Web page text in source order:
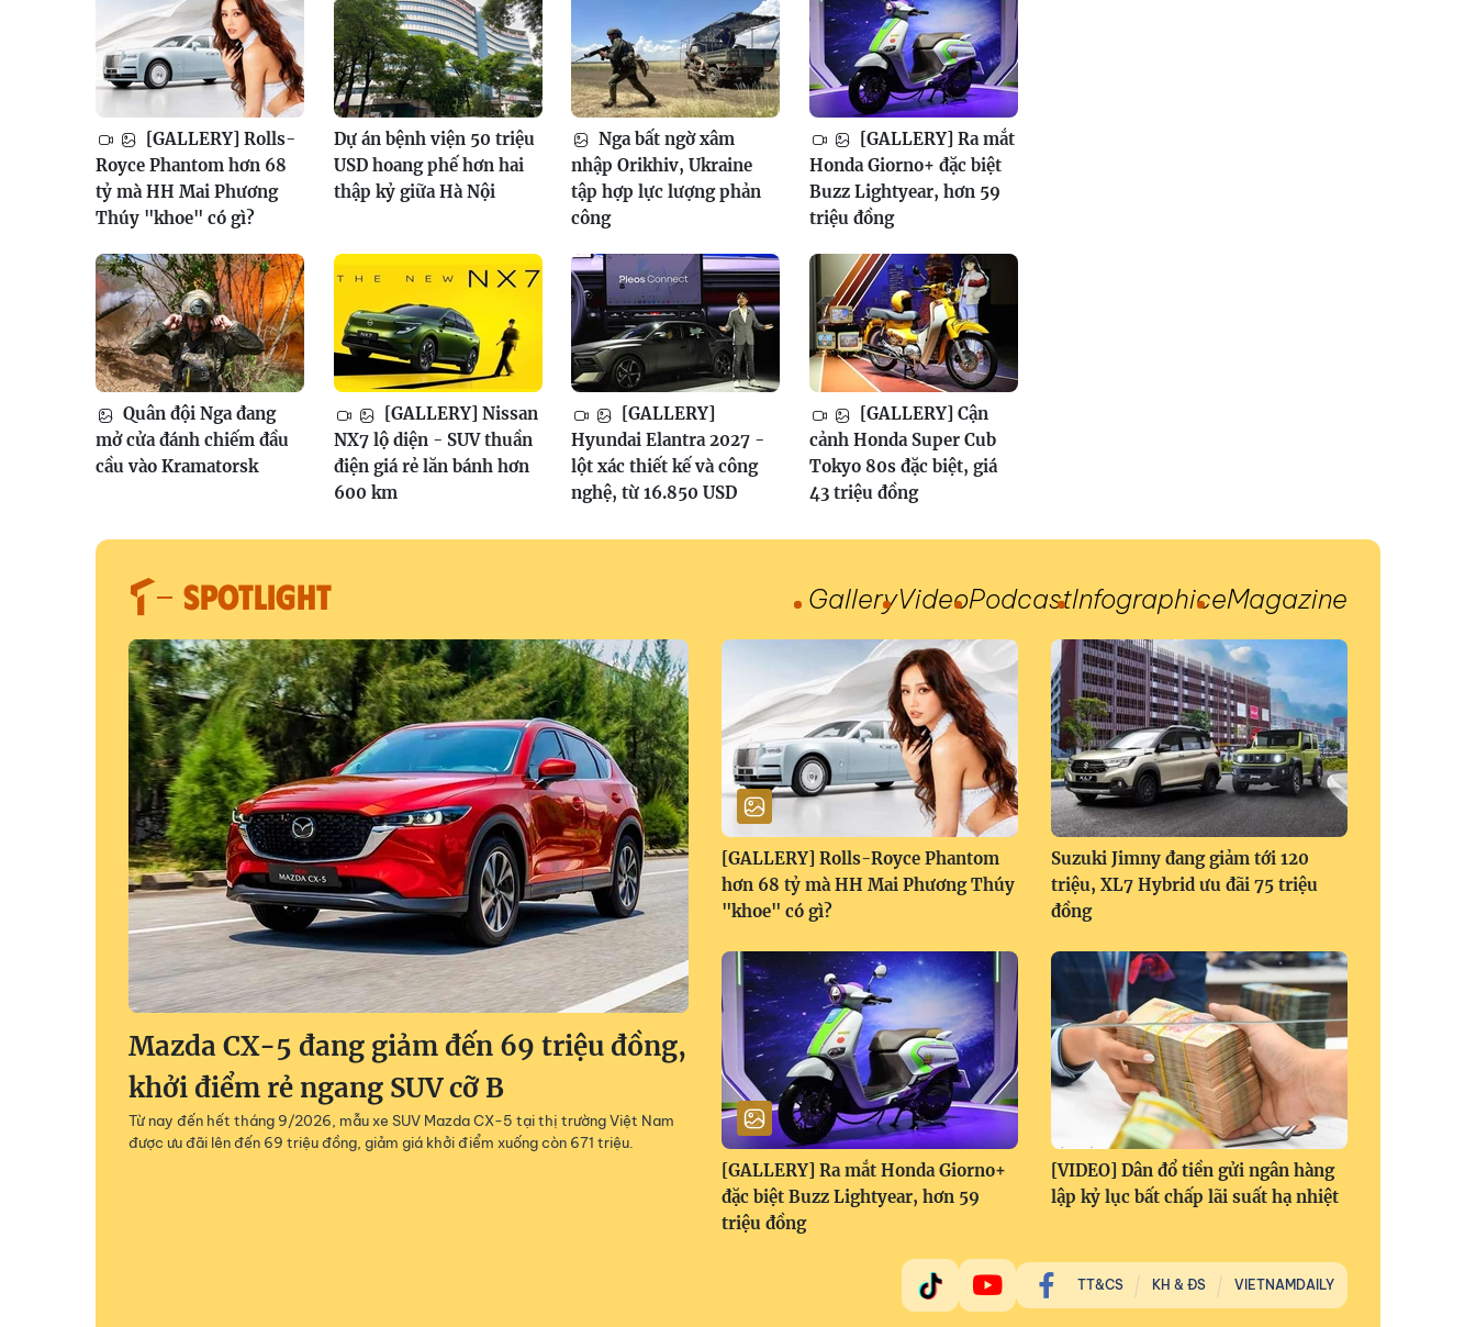
[GALLERY] Rolls-
Royce Phantom hơn 68
tỷ mà HH Mai Phương
Thúy "khoe" có gì?
Dự án bệnh viện 50 triệu
USD hoang phế hơn hai
thập kỷ giữa Hà Nội
Nga bất ngờ xâm
nhập Orikhiv, Ukraine
tập hợp lực lượng phản
công
[GALLERY] Ra mắt
Honda Giorno+ đặc biệt
Buzz Lightyear, hơn 59
triệu đồng
Quân đội Nga đang
mở cửa đánh chiếm đầu
cầu vào Kramatorsk
[GALLERY] Nissan
NX7 lộ diện - SUV thuần
điện giá rẻ lăn bánh hơn
600 km
[GALLERY]
Hyundai Elantra 2027 -
lột xác thiết kế và công
nghệ, từ 16.850 USD
[GALLERY] Cận
cảnh Honda Super Cub
Tokyo 80s đặc biệt, giá
43 triệu đồng
SPOTLIGHT GalleryVideoPodcastInfographiceMagazine
Mazda CX-5 đang giảm đến 69 triệu đồng,
khởi điểm rẻ ngang SUV cỡ B
Từ nay đến hết tháng 9/2026, mẫu xe SUV Mazda CX-5 tại thị trường Việt Nam
được ưu đãi lên đến 69 triệu đồng, giảm giá khởi điểm xuống còn 671 triệu.
[GALLERY] Rolls-Royce Phantom
hơn 68 tỷ mà HH Mai Phương Thúy
"khoe" có gì?
Suzuki Jimny đang giảm tới 120
triệu, XL7 Hybrid ưu đãi 75 triệu
đồng
[GALLERY] Ra mắt Honda Giorno+
đặc biệt Buzz Lightyear, hơn 59
triệu đồng
[VIDEO] Dân đổ tiền gửi ngân hàng
lập kỷ lục bất chấp lãi suất hạ nhiệt
TT&CS KH & ĐS VIETNAMDAILY